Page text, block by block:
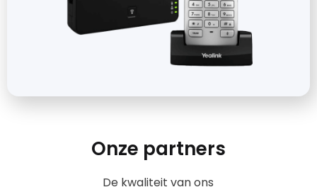
Onze partners
De kwaliteit van ons